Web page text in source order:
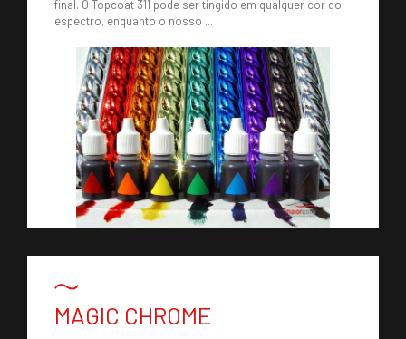
final. O Topcoat 311 pode ser tingido em qualquer cor do
espectro, enquanto o nosso ...
MAGIC CHROME